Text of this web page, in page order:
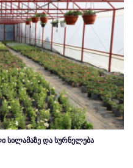
სილამაზე და სურნელება